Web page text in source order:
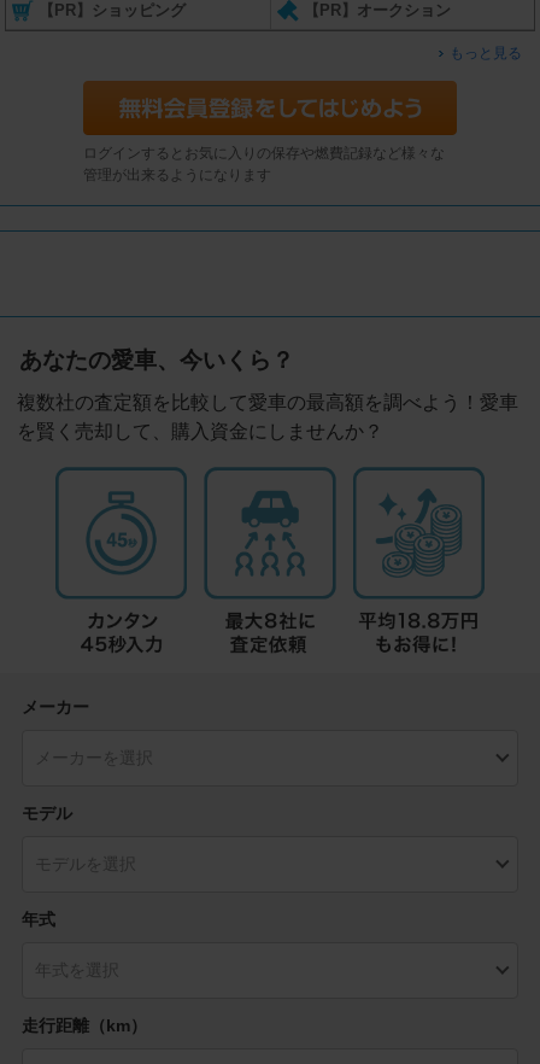
【PR】ショッピング 【PR】オークション
もっと見る
ログインするとお気に入りの保存や燃費記録など様々な
管理が出来るようになります
あなたの愛車、今いくら？
複数社の査定額を比較して愛車の最高額を調べよう！愛車
を賢く売却して、購入資金にしませんか？
メーカー
モデル
年式
走行距離（km）